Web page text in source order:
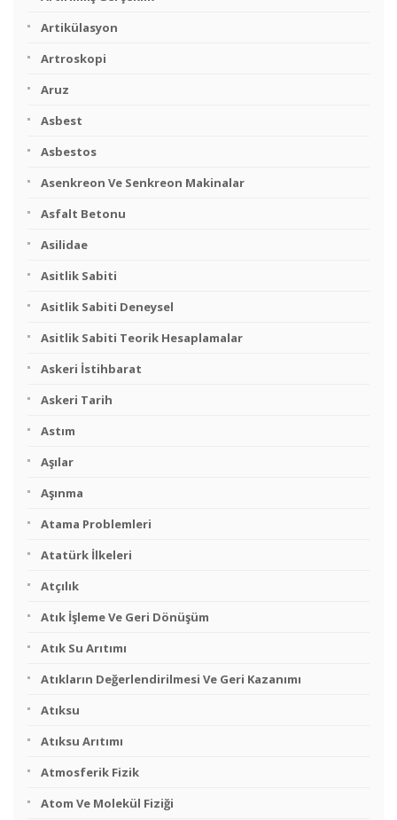
Artikülasyon
Artroskopi
Aruz
Asbest
Asbestos
Asenkreon Ve Senkreon Makinalar
Asfalt Betonu
Asilidae
Asitlik Sabiti
Asitlik Sabiti Deneysel
Asitlik Sabiti Teorik Hesaplamalar
Askeri İstihbarat
Askeri Tarih
Astım
Aşılar
Aşınma
Atama Problemleri
Atatürk İlkeleri
Atçılık
Atık İşleme Ve Geri Dönüşüm
Atık Su Arıtımı
Atıkların Değerlendirilmesi Ve Geri Kazanımı
Atıksu
Atıksu Arıtımı
Atmosferik Fizik
Atom Ve Molekül Fiziği